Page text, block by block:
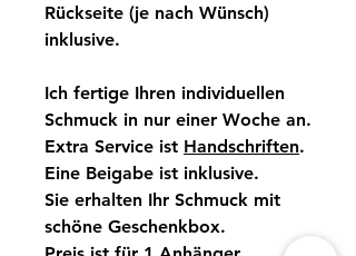
Rückseite (je nach Wünsch)
inklusive.
Ich fertige Ihren individuellen
Schmuck in nur einer Woche an.
Extra Service ist Handschriften.
Eine Beigabe ist inklusive.
Sie erhalten Ihr Schmuck mit
schöne Geschenkbox.